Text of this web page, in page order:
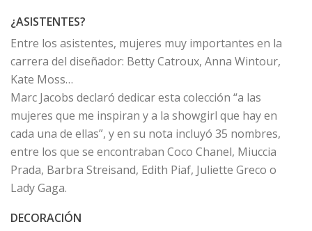
¿ASISTENTES?
Entre los asistentes, mujeres muy importantes en la
carrera del diseñador: Betty Catroux, Anna Wintour,
Kate Moss…
Marc Jacobs declaró dedicar esta colección “a las
mujeres que me inspiran y a la showgirl que hay en
cada una de ellas”, y en su nota incluyó 35 nombres,
entre los que se encontraban Coco Chanel, Miuccia
Prada, Barbra Streisand, Edith Piaf, Juliette Greco o
Lady Gaga.
DECORACIÓN